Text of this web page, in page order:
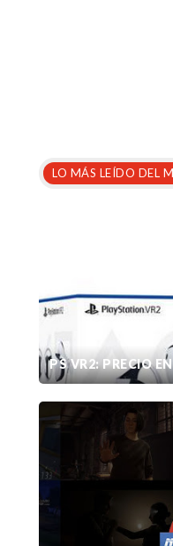
LO MÁS LEÍDO DEL
PS VR2: PRECIO